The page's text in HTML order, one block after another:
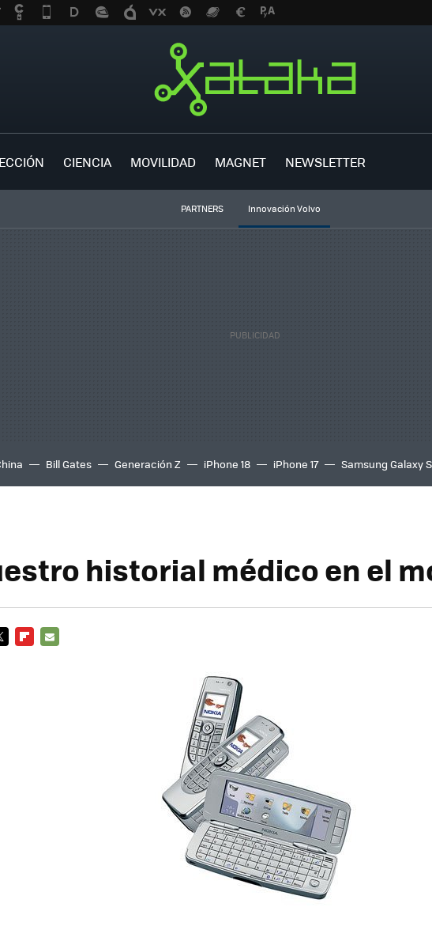
CIENCIA MOVILIDAD MAGNET NEWSLETTER
PARTNERS Innovación Volvo
Bill Gates Generación Z iPhone 18 iPhone 17 Samsung Galaxy
historial médico en el